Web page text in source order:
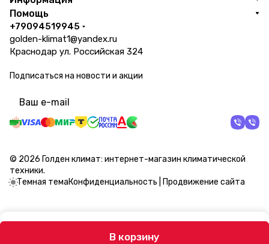
В корзину
Помощь
+79094519945
golden-klimat1@yandex.ru
Краснодар ул. Российская 324
Подписаться на новости и акции
© 2026 Голден климат: интернет-магазин климатической
техники.
Темная темаКонфиденциальность Продвижение сайта